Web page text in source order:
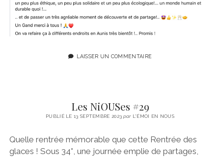
LAISSER UN COMMENTAIRE
Les NiOUSes #29
PUBLIÉ LE 13 SEPTEMBRE 2023parL'ÉMOI EN NOUS
Quelle rentrée mémorable que cette Rentrée des
glaces ! Sous 34°, une journée emplie de partages,